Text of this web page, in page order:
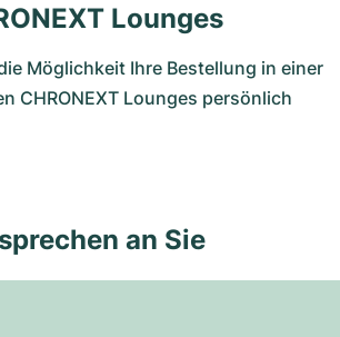
Lounges
Möglichkeit Ihre Bestellung in einer
CHRONEXT Lounges persönlich
an Sie